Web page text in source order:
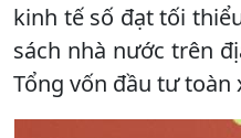
kinh tế số đạt tối
sách nhà nước trên
Tổng vốn đầu tư toàn